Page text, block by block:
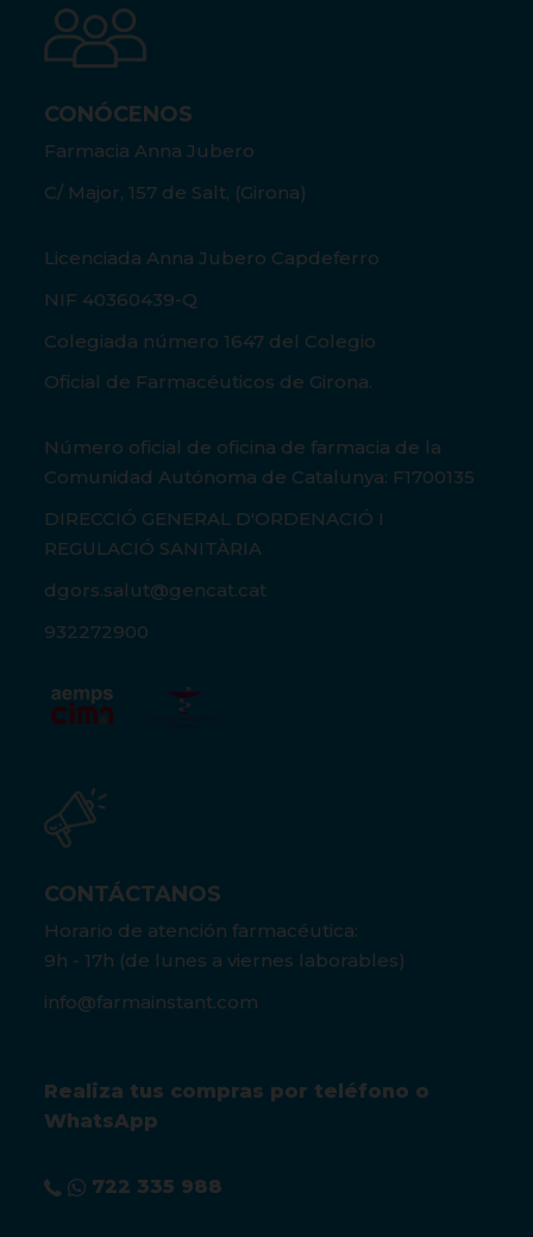
CONÓCENOS
Farmacia Anna Jubero
C/ Major, 157 de Salt, (Girona)
Licenciada Anna Jubero Capdeferro
NIF 40360439-Q
Colegiada número 1647 del Colegio
Oficial de Farmacéuticos de Girona.
Número oficial de oficina de farmacia de la
Comunidad Autónoma de Catalunya: F1700135
DIRECCIÓ GENERAL D'ORDENACIÓ I
REGULACIÓ SANITÀRIA
dgors.salut@gencat.cat
932272900
CONTÁCTANOS
Horario de atención farmacéutica:
9h - 17h (de lunes a viernes laborables)
info@farmainstant.com
Realiza tus compras por teléfono o
WhatsApp
722 335 988